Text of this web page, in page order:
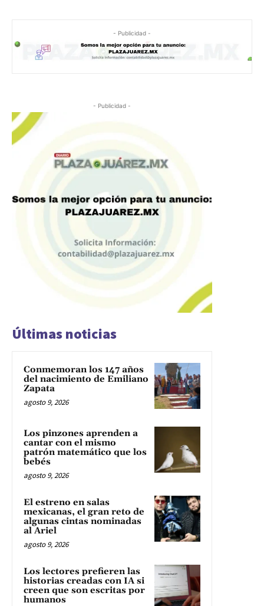
- Publicidad -
- Publicidad -
Últimas noticias
Conmemoran los 147 años
del nacimiento de Emiliano
Zapata
agosto 9, 2026
Los pinzones aprenden a
cantar con el mismo
patrón matemático que los
bebés
agosto 9, 2026
El estreno en salas
mexicanas, el gran reto de
algunas cintas nominadas
al Ariel
agosto 9, 2026
Los lectores prefieren las
historias creadas con IA si
creen que son escritas por
humanos